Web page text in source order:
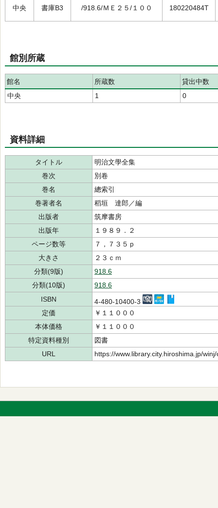
中央 書庫B3 /918.6/ＭＥ２５/１００ 180220484T
館別所蔵
館名 所蔵数
貸出中数
中央
1 0
資料詳細
タイトル
明治文學全集
巻次
別卷
巻名
總索引
巻著者名
稻垣 達郎／編
出版者
筑摩書房
出版年
１９８９．２
ページ数等
７，７３５ｐ
大きさ
２３ｃｍ
分類(9版)
918.6
分類(10版)
918.6
ISBN
4-480-10400-3
定価
￥１１０００
本体価格
￥１１０００
特定資料種別
図書
URL
https://www.library.city.hiroshima.jp/